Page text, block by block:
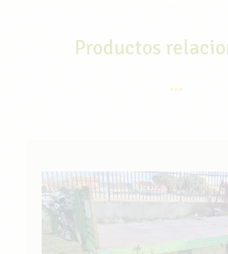
Productos